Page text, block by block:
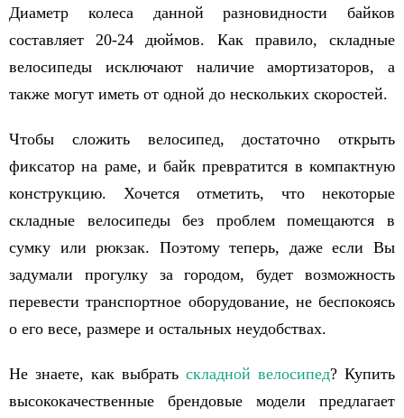
Диаметр колеса данной разновидности байков
составляет 20-24 дюймов. Как правило, складные
велосипеды исключают наличие амортизаторов, а
также могут иметь от одной до нескольких скоростей.
Чтобы сложить велосипед, достаточно открыть
фиксатор на раме, и байк превратится в компактную
конструкцию. Хочется отметить, что некоторые
складные велосипеды без проблем помещаются в
сумку или рюкзак. Поэтому теперь, даже если Вы
задумали прогулку за городом, будет возможность
перевести транспортное оборудование, не беспокоясь
о его весе, размере и остальных неудобствах.
Не знаете, как выбрать складной велосипед? Купить
высококачественные брендовые модели предлагает